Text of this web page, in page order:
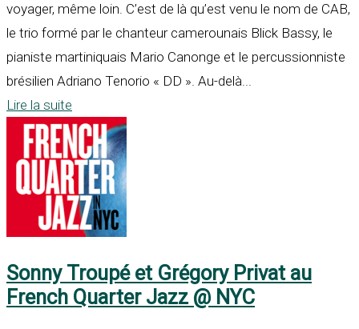
voyager, même loin. C’est de là qu’est venu le nom de CAB,
le trio formé par le chanteur camerounais Blick Bassy, le
pianiste martiniquais Mario Canonge et le percussionniste
brésilien Adriano Tenorio « DD ». Au-delà...
Lire la suite
Sonny Troupé et Grégory Privat au
French Quarter Jazz @ NYC